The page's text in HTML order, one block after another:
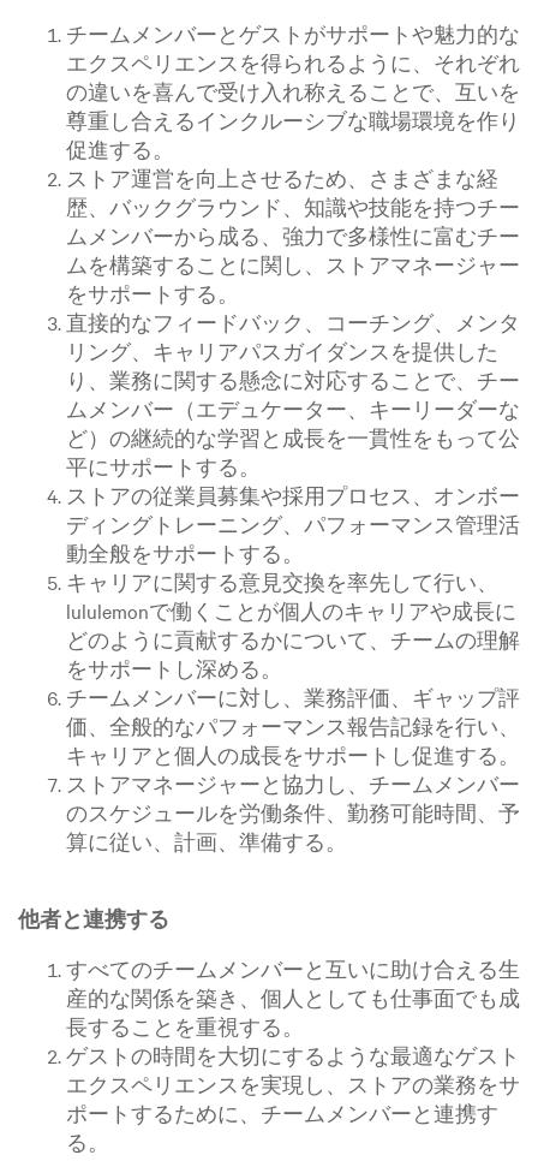
チームメンバーとゲストがサポートや魅力的な
エクスペリエンスを得られるように、それぞれ
の違いを喜んで受け入れ称えることで、互いを
尊重し合えるインクルーシブな職場環境を作り
促進する。
ストア運営を向上させるため、さまざまな経
歴、バックグラウンド、知識や技能を持つチー
ムメンバーから成る、強力で多様性に富むチー
ムを構築することに関し、ストアマネージャー
をサポートする。
直接的なフィードバック、コーチング、メンタ
リング、キャリアパスガイダンスを提供した
り、業務に関する懸念に対応することで、チー
ムメンバー（エデュケーター、キーリーダーな
ど）の継続的な学習と成長を一貫性をもって公
平にサポートする。
ストアの従業員募集や採用プロセス、オンボー
ディングトレーニング、パフォーマンス管理活
動全般をサポートする。
キャリアに関する意見交換を率先して行い、
lululemonで働くことが個人のキャリアや成長に
どのように貢献するかについて、チームの理解
をサポートし深める。
チームメンバーに対し、業務評価、ギャップ評
価、全般的なパフォーマンス報告記録を行い、
キャリアと個人の成長をサポートし促進する。
ストアマネージャーと協力し、チームメンバー
のスケジュールを労働条件、勤務可能時間、予
算に従い、計画、準備する。
他者と連携する
すべてのチームメンバーと互いに助け合える生
産的な関係を築き、個人としても仕事面でも成
長することを重視する。
ゲストの時間を大切にするような最適なゲスト
エクスペリエンスを実現し、ストアの業務をサ
ポートするために、チームメンバーと連携す
る。